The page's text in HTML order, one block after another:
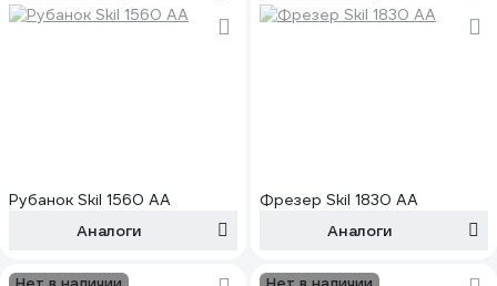
Рубанок Skil 1560 AA
Аналоги
Фрезер Skil 1830 AA
Аналоги